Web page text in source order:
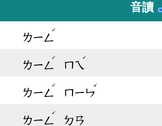
音讀
ㄌㄧㄥ
ˊ
ㄌㄧㄥ
ˊ
ㄇㄟ
ˊ
ㄌㄧㄥ
ˊ
ㄇㄧㄣ
ˇ
ㄌㄧㄥ
ˊ
ㄉㄢ